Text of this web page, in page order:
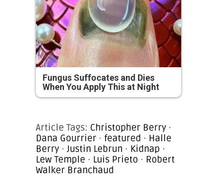
Fungus Suffocates and Dies
When You Apply This at Night
Article Tags: Christopher Berry ·
Dana Gourrier · featured · Halle
Berry · Justin Lebrun · Kidnap ·
Lew Temple · Luis Prieto · Robert
Walker Branchaud